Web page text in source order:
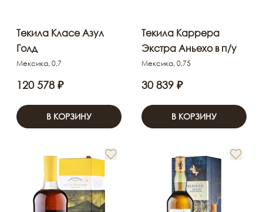
Текила Класе Азул
Голд
Мексика, 0,7
120 578 ₽
В КОРЗИНУ
Текила Каррера
Экстра Аньехо в п/у
Мексика, 0,75
30 839 ₽
В КОРЗИНУ